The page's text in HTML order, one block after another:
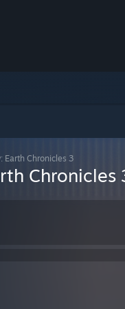
Earth Chronicles 3
Chronicles